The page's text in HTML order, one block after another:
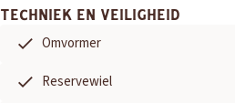
TECHNIEK EN VEILIGHEID
Omvormer
Reservewiel